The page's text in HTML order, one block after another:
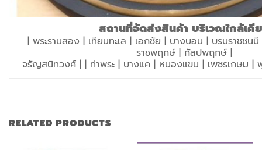
สถานที่จัดส่งสินค้า บริเวณใกล้เคี
| พระรามสอง | เทียนทะเล | เอกชัย | บางบอน | บรมราชชน
ราชพฤกษ์ | กัลปพฤกษ์ |
จรัญสนิทวงศ์ | | ท่าพระ | บางแค | หนองแขม | เพชรเกษม |
RELATED PRODUCTS